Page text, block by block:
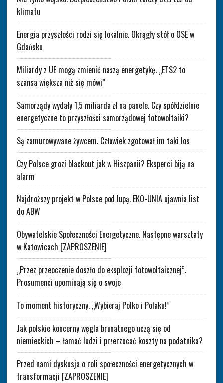
klimatu
Energia przyszłości rodzi się lokalnie. Okrągły stół o OSE w
Gdańsku
Miliardy z UE mogą zmienić naszą energetykę. „ETS2 to
szansa większa niż się mówi”
Samorządy wydały 1,5 miliarda zł na panele. Czy spółdzielnie
energetyczne to przyszłości samorządowej fotowoltaiki?
Są zamurowywane żywcem. Człowiek zgotował im taki los
Czy Polsce grozi blackout jak w Hiszpanii? Eksperci biją na
alarm
Najdroższy projekt w Polsce pod lupą. EKO-UNIA ujawnia list
do ABW
Obywatelskie Społeczności Energetyczne. Następne warsztaty
w Katowicach [ZAPROSZENIE]
„Przez przeoczenie doszło do eksplozji fotowoltaicznej”.
Prosumenci upominają się o swoje
To moment historyczny. „Wybieraj Polko i Polaku!”
Jak polskie koncerny węgla brunatnego uczą się od
niemieckich – łamać ludzi i przerzucać koszty na podatnika?
Przed nami dyskusja o roli społeczności energetycznych w
transformacji [ZAPROSZENIE]